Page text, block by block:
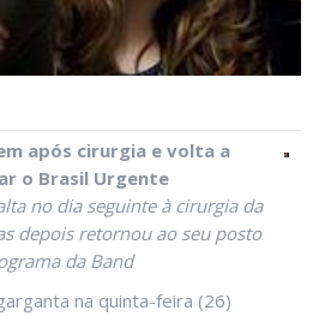
após cirurgia e volta a
o Brasil Urgente
no dia seguinte à cirurgia da
depois retornou ao seu posto
da Band
na quinta-feira (26)